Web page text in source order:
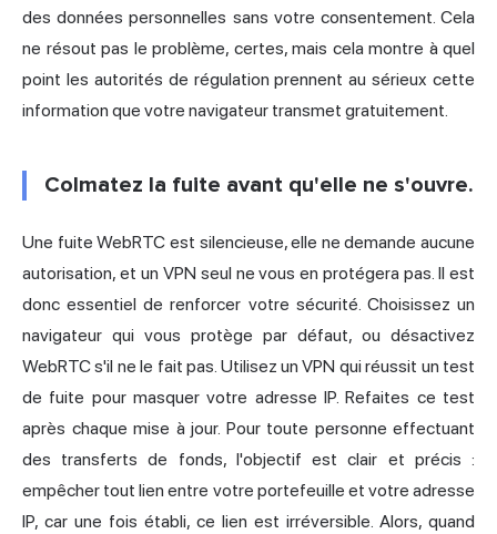
des données personnelles sans votre consentement. Cela
ne résout pas le problème, certes, mais cela montre à quel
point les autorités de régulation prennent au sérieux cette
information que votre navigateur transmet gratuitement.
Colmatez la fuite avant qu'elle ne s'ouvre.
Une fuite WebRTC est silencieuse, elle ne demande aucune
autorisation, et un VPN seul ne vous en protégera pas. Il est
donc essentiel de renforcer votre sécurité. Choisissez un
navigateur qui vous protège par défaut, ou désactivez
WebRTC s'il ne le fait pas. Utilisez un VPN qui réussit un test
de fuite pour masquer votre adresse IP. Refaites ce test
après chaque mise à jour. Pour toute personne effectuant
des transferts de fonds, l'objectif est clair et précis :
empêcher tout lien entre votre portefeuille et votre adresse
IP, car une fois établi, ce lien est irréversible. Alors, quand